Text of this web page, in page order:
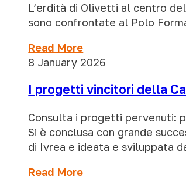
L’erdità di Olivetti al centro
sono confrontate al Polo
Read More
8 January 2026
I progetti vincitori della
Consulta i progetti pervenuti:
Si è conclusa con grande
di Ivrea e ideata e sviluppata
Read More